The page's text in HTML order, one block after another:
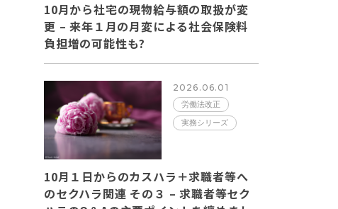
10月から社宅の現物給与額の取扱が変
更 – 来年１月の月変による社会保険料
負担増の可能性も?
2026.06.01
労働法改正
実務シリーズ
10月１日からのカスハラ＋求職者等へ
のセクハラ関連 その３ – 求職者等セク